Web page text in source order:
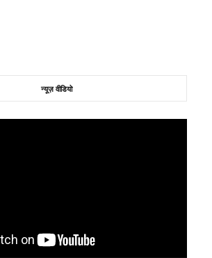
न्यूज़ वीडियो